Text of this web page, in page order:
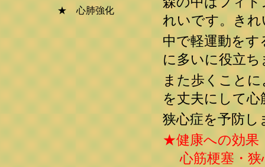
★ 心肺強化
れいです。き
中で軽運動を
に多いに役立ち
また歩くこと
を丈夫にして心
狭心症を予防し
★健康への効果
心筋梗塞・狭